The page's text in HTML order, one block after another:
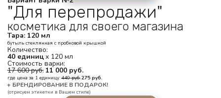
"Для перепродажи"
косметика для своего магазина
Тара: 120 мл
бутыль стеклянная с пробковой крышкой
Количество:
40 единиц х 120 мл
Стоимость варки:
17 600 руб. 11 000 руб.
где цена за 1 единицу: 440 руб.275 руб.
+ БРЕНДИРОВАНИЕ В ПОДАРОК!
(отрисуем этикетки в Вашем стиле)